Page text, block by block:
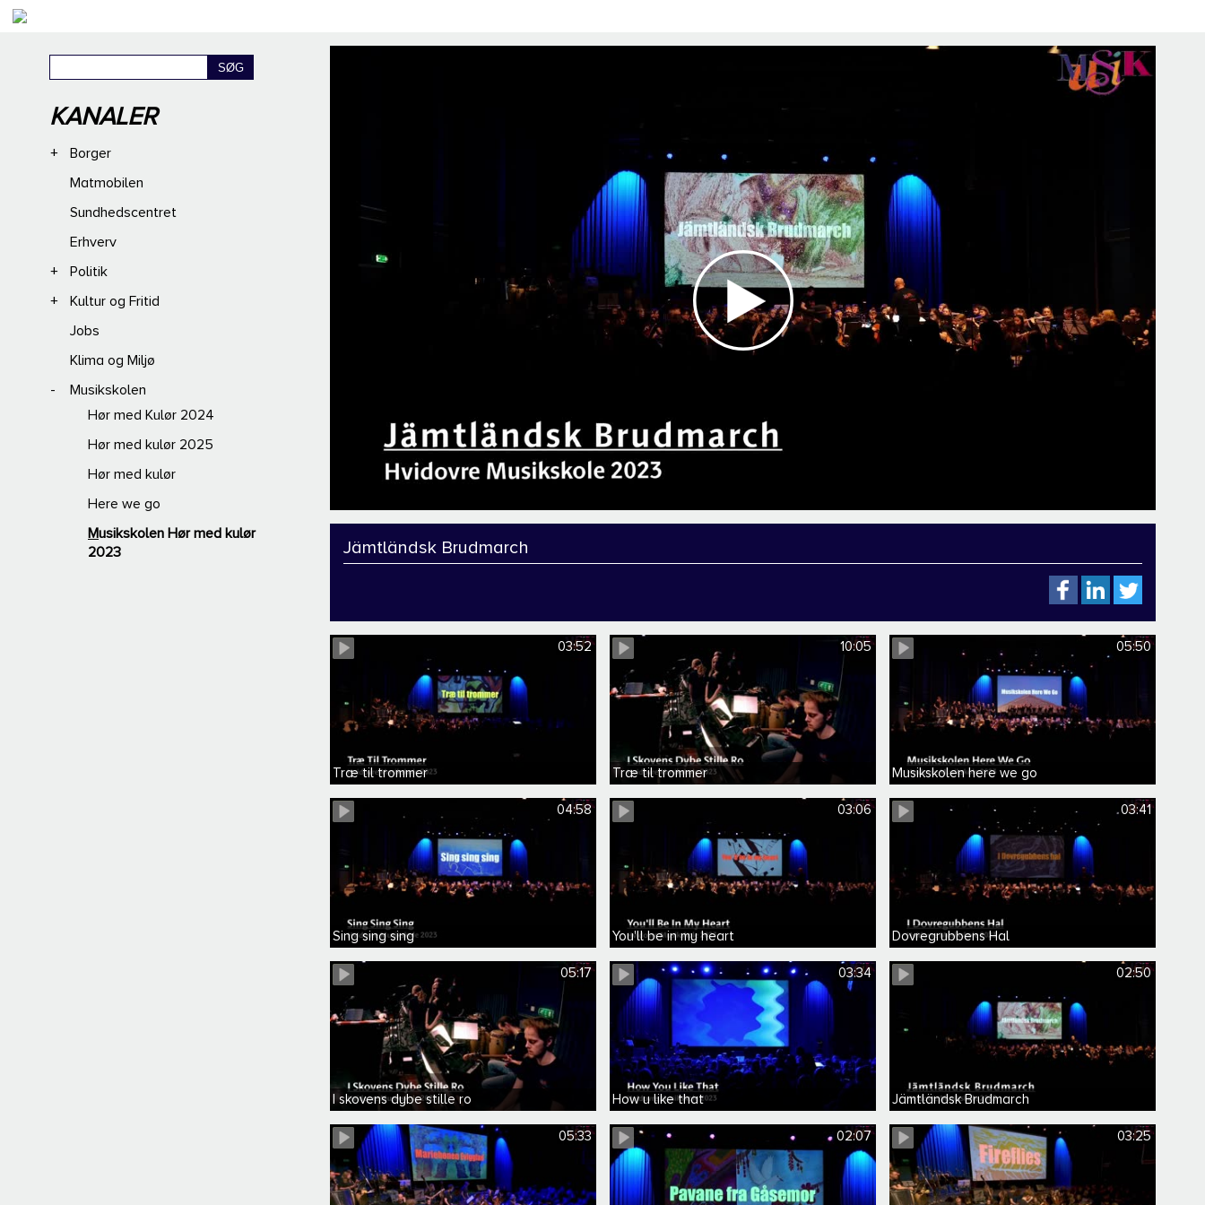
KANALER
+
Borger
Matmobilen
Sundhedscentret
Erhverv
+
Politik
+
Kultur og Fritid
Jobs
Klima og Miljø
-
Musikskolen
Hør med Kulør 2024
Hør med kulør 2025
Hør med kulør
Here we go
Musikskolen Hør med kulør
2023
Jämtländsk Brudmarch
03:52
Træ til trommer
10:05
Træ til trommer
05:50
Musikskolen here we go
04:58
Sing sing sing
03:06
You'll be in my heart
03:41
Dovregrubbens Hal
05:17
I skovens dybe stille ro
03:34
How u like that
02:50
Jämtländsk Brudmarch
05:33 02:07 03:25